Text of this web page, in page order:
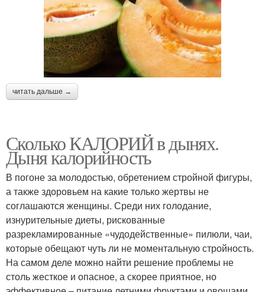
читать дальше →
Сколько КАЛОРИЙ в дынях.
Дыня калорийность
В погоне за молодостью, обретением стройной фигуры,
а также здоровьем на какие только жертвы не
соглашаются женщины. Среди них голодание,
изнурительные диеты, рискованные
разрекламированные «чудодейственные» пилюли, чаи,
которые обещают чуть ли не моментальную стройность.
На самом деле можно найти решение проблемы не
столь жесткое и опасное, а скорее приятное, но